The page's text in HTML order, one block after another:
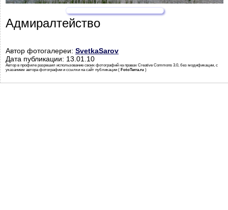
Адмиралтейство
Автор фотогалереи: SvetkaSarov
Дата публикации: 13.01.10
Автор в профиле разрешил использование своих фотографий на правах Creative Commons 3.0, без модификации, с
указанием автора фотографии и ссылки на сайт публикации ( FotoTerra.ru )